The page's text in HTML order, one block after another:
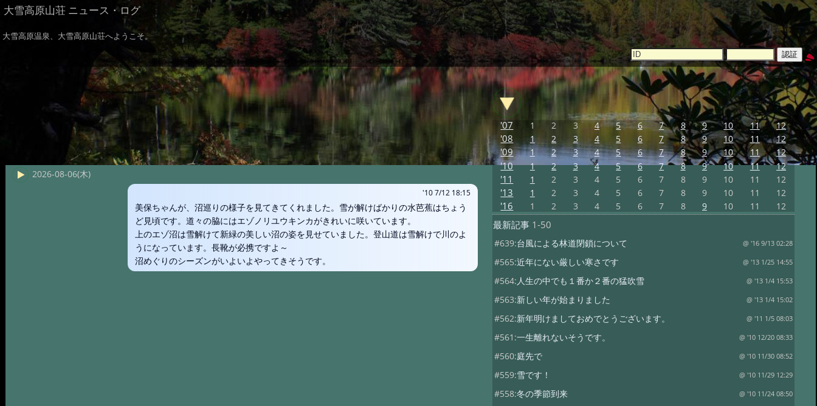
大雪高原山荘 ニュース・ログ
大雪高原温泉、大雪高原山荘へようこそ。
2026-08-06(木)
'10 7/12 18:15
美保ちゃんが、沼巡りの様子を見てきてくれました。雪が解けばかりの水芭蕉はちょう
ど見頃です。道々の脇にはエゾノリユウキンカがきれいに咲いています。
上のエゾ沼は雪解けて新緑の美しい沼の姿を見せていました。登山道は雪解けで川のよ
うになっています。長靴が必携ですよ～
沼めぐりのシーズンがいよいよやってきそうです。
'07 1 2 3 4 5 6 7 8 9 10 11 12
'08 1 2 3 4 5 6 7 8 9 10 11 12
'09 1 2 3 4 5 6 7 8 9 10 11 12
'10 1 2 3 4 5 6 7 8 9 10 11 12
'11 1 2 3 4 5 6 7 8 9 10 11 12
'13 1 2 3 4 5 6 7 8 9 10 11 12
'16 1 2 3 4 5 6 7 8 9 10 11 12
最新記事1-50
#639:台風による林道閉鎖について @ '16 9/13 02:28
#565:近年にない厳しい寒さです @ '13 1/25 14:55
#564:人生の中でも１番か２番の猛吹雪 @ '13 1/4 15:53
#563:新しい年が始まりました @ '13 1/4 15:02
#562:新年明けましておめでとうございます。 @ '11 1/5 08:03
#561:一生離れないそうです。 @ '10 12/20 08:33
#560:庭先で @ '10 11/30 08:52
#559:雪です！ @ '10 11/29 12:29
#558:冬の季節到来 @ '10 11/24 08:50